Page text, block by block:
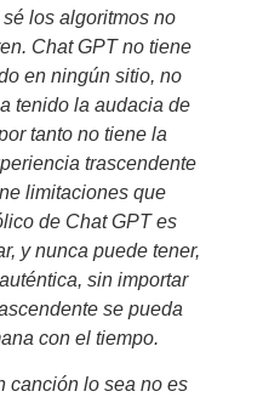
los algoritmos no
Chat GPT no tiene
en ningún sitio, no
tenido la audacia de
tanto no tiene la
trascendente
limitaciones que
de Chat GPT es
y nunca puede tener,
sin importar
se pueda
con el tiempo.
canción lo sea no es